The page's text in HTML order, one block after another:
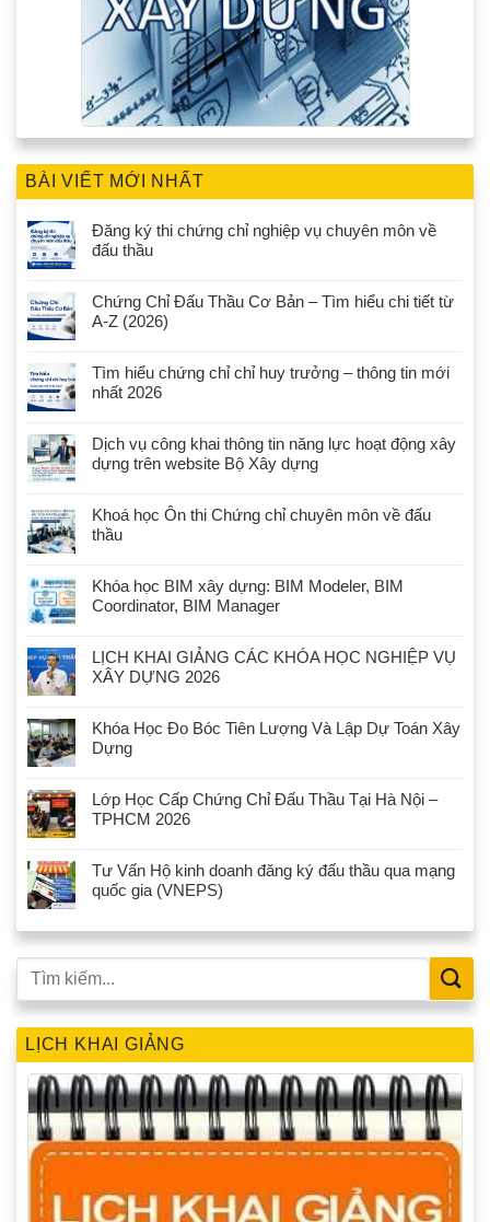
BÀI VIẾT MỚI NHẤT
Đăng ký thi chứng chỉ nghiệp vụ chuyên môn về
đấu thầu
Chứng Chỉ Đấu Thầu Cơ Bản – Tìm hiểu chi tiết từ
A-Z (2026)
Tìm hiểu chứng chỉ chỉ huy trưởng – thông tin mới
nhất 2026
Dịch vụ công khai thông tin năng lực hoạt động xây
dựng trên website Bộ Xây dựng
Khoá học Ôn thi Chứng chỉ chuyên môn về đấu
thầu
Khóa học BIM xây dựng: BIM Modeler, BIM
Coordinator, BIM Manager
LỊCH KHAI GIẢNG CÁC KHÓA HỌC NGHIỆP VỤ
XÂY DỰNG 2026
Khóa Học Đo Bóc Tiên Lượng Và Lập Dự Toán Xây
Dựng
Lớp Học Cấp Chứng Chỉ Đấu Thầu Tại Hà Nội –
TPHCM 2026
Tư Vấn Hộ kinh doanh đăng ký đấu thầu qua mạng
quốc gia (VNEPS)
LỊCH KHAI GIẢNG